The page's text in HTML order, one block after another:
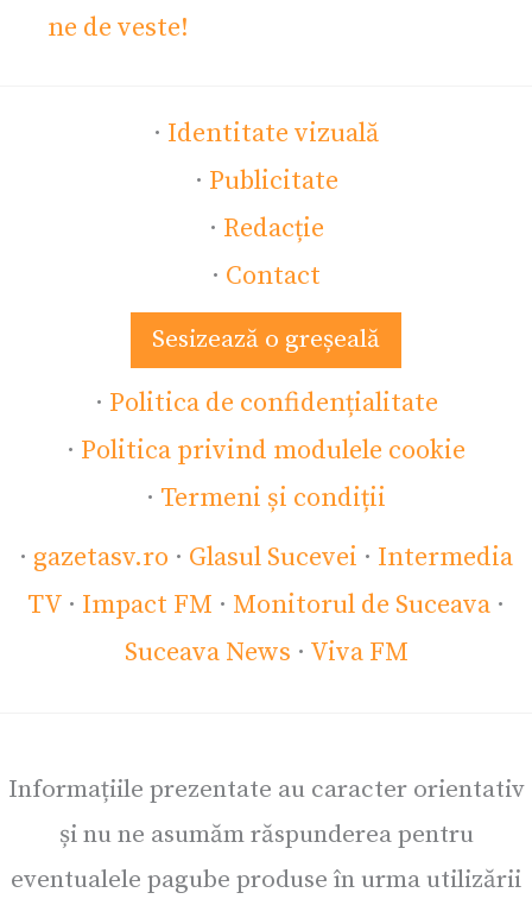
ne de veste!
· Identitate vizuală
· Publicitate
· Redacție
· Contact
Sesizează o greșeală
· Politica de confidențialitate
· Politica privind modulele cookie
· Termeni și condiții
· gazetasv.ro · Glasul Sucevei · Intermedia
TV · Impact FM · Monitorul de Suceava ·
Suceava News · Viva FM
Informațiile prezentate au caracter orientativ
și nu ne asumăm răspunderea pentru
eventualele pagube produse în urma utilizării